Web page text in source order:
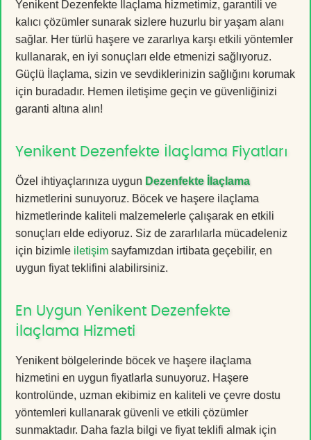
Yenikent Dezenfekte İlaçlama hizmetimiz, garantili ve
kalıcı çözümler sunarak sizlere huzurlu bir yaşam alanı
sağlar. Her türlü haşere ve zararlıya karşı etkili yöntemler
kullanarak, en iyi sonuçları elde etmenizi sağlıyoruz.
Güçlü İlaçlama, sizin ve sevdiklerinizin sağlığını korumak
için buradadır. Hemen iletişime geçin ve güvenliğinizi
garanti altına alın!
Yenikent Dezenfekte İlaçlama Fiyatları
Özel ihtiyaçlarınıza uygun Dezenfekte İlaçlama
hizmetlerini sunuyoruz. Böcek ve haşere ilaçlama
hizmetlerinde kaliteli malzemelerle çalışarak en etkili
sonuçları elde ediyoruz. Siz de zararlılarla mücadeleniz
için bizimle iletişim sayfamızdan irtibata geçebilir, en
uygun fiyat teklifini alabilirsiniz.
En Uygun Yenikent Dezenfekte
İlaçlama Hizmeti
Yenikent bölgelerinde böcek ve haşere ilaçlama
hizmetini en uygun fiyatlarla sunuyoruz. Haşere
kontrolünde, uzman ekibimiz en kaliteli ve çevre dostu
yöntemleri kullanarak güvenli ve etkili çözümler
sunmaktadır. Daha fazla bilgi ve fiyat teklifi almak için